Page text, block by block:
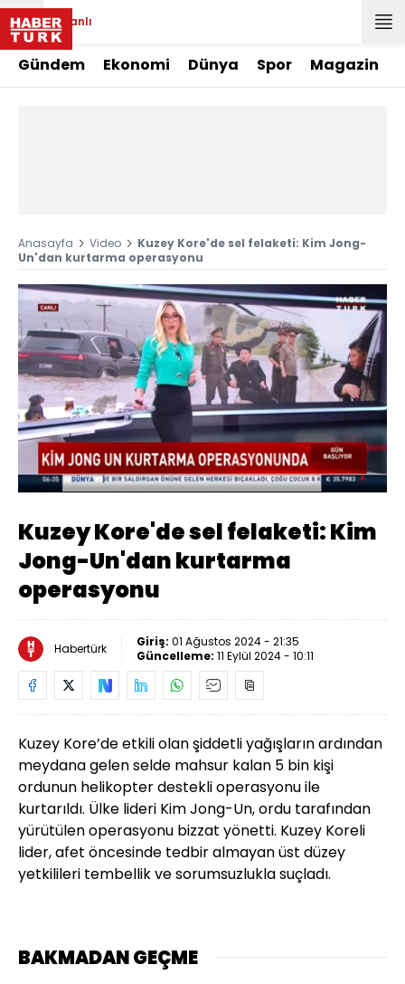
Canlı
Gündem Ekonomi Dünya Spor Magazin
Anasayfa Video
Kuzey Kore'de sel felaketi: Kim Jong-
Un'dan kurtarma operasyonu
Sesi
Aç
Yüklendi:
46.52%
Oynatma
Hızı
Kuzey Kore'de sel felaketi: Kim
Jong-Un'dan kurtarma
operasyonu
Habertürk Giriş: 01 Ağustos 2024 - 21:35
Güncelleme: 11 Eylül 2024 - 10:11
Kuzey Kore’de etkili olan şiddetli yağışların ardından
meydana gelen selde mahsur kalan 5 bin kişi
ordunun helikopter destekli operasyonu ile
kurtarıldı. Ülke lideri Kim Jong-Un, ordu tarafından
yürütülen operasyonu bizzat yönetti. Kuzey Koreli
lider, afet öncesinde tedbir almayan üst düzey
yetkilileri tembellik ve sorumsuzlukla suçladı.
BAKMADAN GEÇME